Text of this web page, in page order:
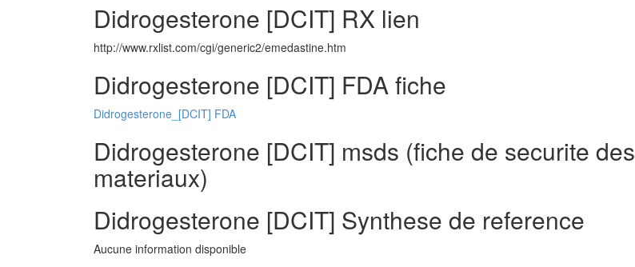
Didrogesterone [DCIT] RX lien
http://www.rxlist.com/cgi/generic2/emedastine.htm
Didrogesterone [DCIT] FDA fiche
Didrogesterone_[DCIT] FDA
Didrogesterone [DCIT] msds (fiche de securite des
materiaux)
Didrogesterone [DCIT] Synthese de reference
Aucune information disponible